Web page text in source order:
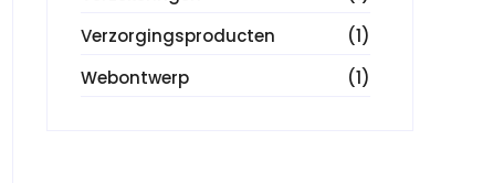
Verzorgingsproducten
(1)
Webontwerp
(1)